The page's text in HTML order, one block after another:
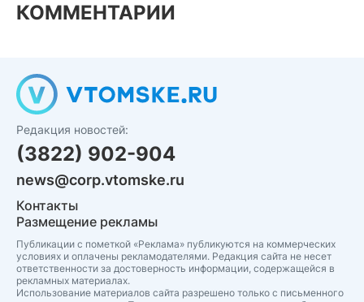
КОММЕНТАРИИ
Редакция новостей:
(3822) 902-904
news@corp.vtomske.ru
Контакты
Размещение рекламы
Публикации с пометкой «Реклама» публикуются на коммерческих
условиях и оплачены рекламодателями. Редакция сайта не несет
ответственности за достоверность информации, содержащейся в
рекламных материалах.
Использование материалов сайта разрешено только с письменного